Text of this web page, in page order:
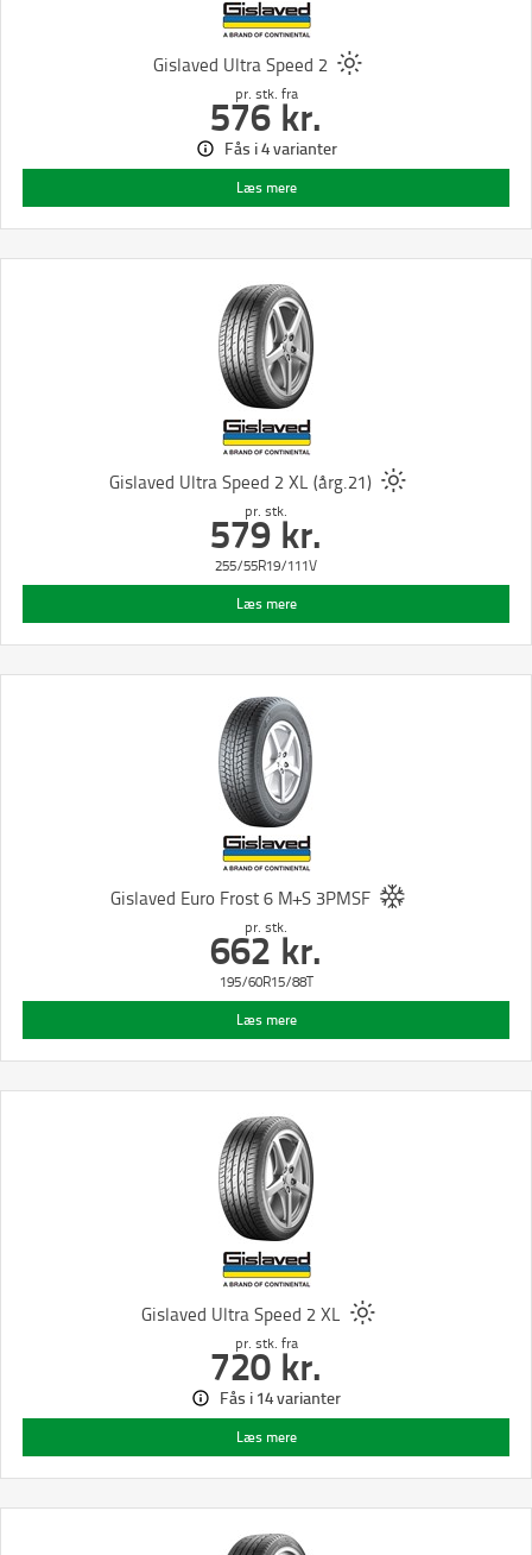
Gislaved Ultra Speed 2
pr. stk. fra
576 kr.
Fås i 4 varianter
Læs mere
Gislaved Ultra Speed 2 XL (årg.21)
pr. stk.
579 kr.
255/55R19/111V
Læs mere
Gislaved Euro Frost 6 M+S 3PMSF
pr. stk.
662 kr.
195/60R15/88T
Læs mere
Gislaved Ultra Speed 2 XL
pr. stk. fra
720 kr.
Fås i 14 varianter
Læs mere